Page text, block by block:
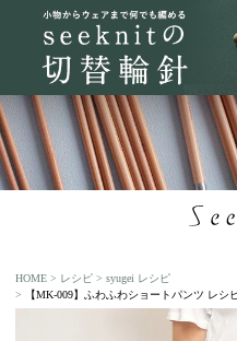
HOME レシピ
syugei レシピ
【MK-009】ふわふわショートパンツ レ